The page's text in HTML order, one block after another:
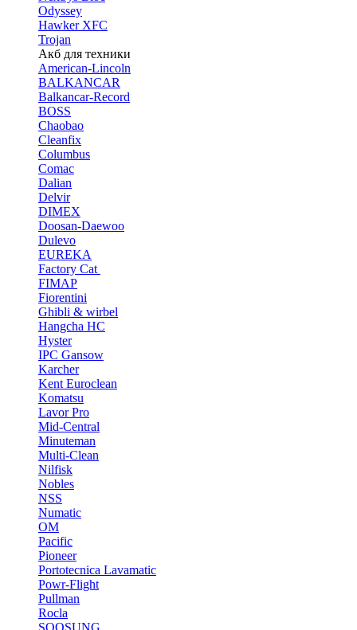
Odyssey
Hawker XFC
Trojan
Акб для техники
American-Lincoln
BALKANCAR
Balkancar-Record
BOSS
Chaobao
Cleanfix
Columbus
Comac
Dalian
Delvir
DIMEX
Doosan-Daewoo
Dulevo
EUREKA
Factory Cat
FIMAP
Fiorentini
Ghibli & wirbel
Hangcha HC
Hyster
IPC Gansow
Karcher
Kent Euroclean
Komatsu
Lavor Pro
Mid-Central
Minuteman
Multi-Clean
Nilfisk
Nobles
NSS
Numatic
OM
Pacific
Pioneer
Portotecnica Lavamatic
Powr-Flight
Pullman
Rocla
SOOSUNG